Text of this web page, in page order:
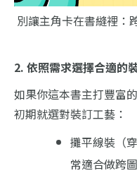
別讓主角卡在書縫裡：
2. 依照需求選擇合適的
如果你這本書主打豐富
初期就選對裝訂工藝：
攤平線裝（
常適合做跨